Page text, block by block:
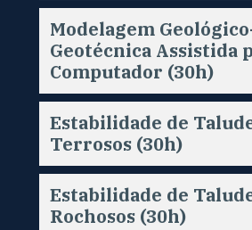
Modelagem
Geotécnica Assistida
Computador (30h)
Estabilidade de
Terrosos (30h)
Estabilidade de
Rochosos (30h)